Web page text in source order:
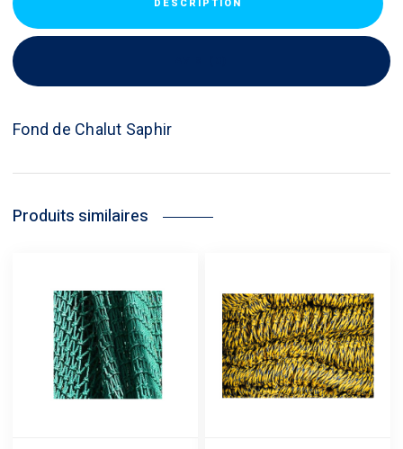
DESCRIPTION
Fond de Chalut Saphir
Produits similaires